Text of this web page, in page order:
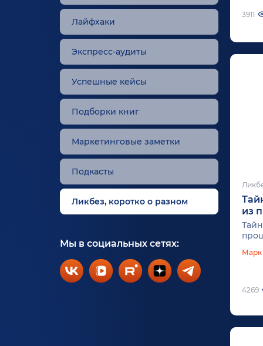
Лайфхаки
Экспресс-аудиты
Успешные кейсы
Подборки книг
Маркетинговые заметки
Подкасты
Ликбез, коротко о разном
Мы в социальных сетях:
3911
из
Марк
4269